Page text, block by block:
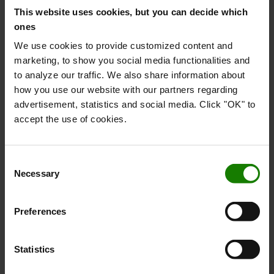
This website uses cookies, but you can decide which
ones
We use cookies to provide customized content and
marketing, to show you social media functionalities and
to analyze our traffic. We also share information about
how you use our website with our partners regarding
advertisement, statistics and social media. Click "OK" to
accept the use of cookies.
Selection
Necessary
Preferences
Statistics
minimerer skader på truck, reoler og gods.
LÆS MERE
Toyota Production System
system, hvilket betyder, at vi kun producerer det, der